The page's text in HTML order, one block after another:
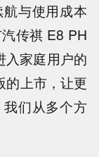
与使用成本
传祺 E8 PH
入家庭用户的
的上市，让更
们从多个方